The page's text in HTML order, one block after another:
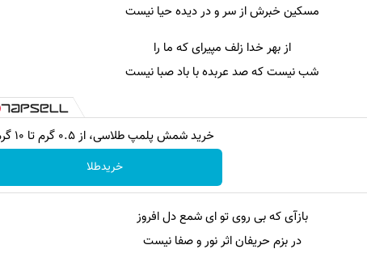
مسکین خبرش از سر و در دیده حیا نیست
از بهر خدا زلف مپیرای که ما را
شب نیست که صد عربده با باد صبا نیست
خرید شمش پلمپ طلاسی، از ۰.۵ گرم تا ۱۰ گرم
خریدطلا
بازآی که بی روی تو ای شمع دل افروز
در بزم حریفان اثر نور و صفا نیست